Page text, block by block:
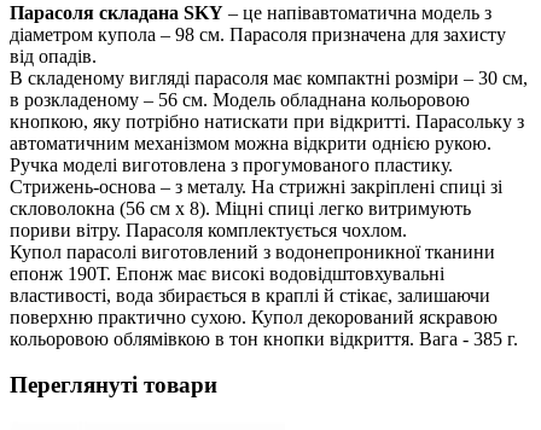
Парасоля складана SKY – це напівавтоматична модель з
діаметром купола – 98 см. Парасоля призначена для захисту
від опадів.
В складеному вигляді парасоля має компактні розміри – 30 см,
в розкладеному – 56 см. Модель обладнана кольоровою
кнопкою, яку потрібно натискати при відкритті. Парасольку з
автоматичним механізмом можна відкрити однією рукою.
Ручка моделі виготовлена з прогумованого пластику.
Стрижень-основа – з металу. На стрижні закріплені спиці зі
скловолокна (56 см х 8). Міцні спиці легко витримують
пориви вітру. Парасоля комплектується чохлом.
Купол парасолі виготовлений з водонепроникної тканини
епонж 190Т. Епонж має високі водовідштовхувальні
властивості, вода збирається в краплі й стікає, залишаючи
поверхню практично сухою. Купол декорований яскравою
кольоровою облямівкою в тон кнопки відкриття. Вага - 385 г.
Переглянуті товари